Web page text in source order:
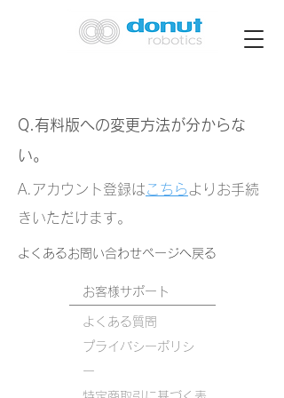
​Q.有料版への変更方法が分からな
い。
A.アカウント登録はこちらよりお手続
きいただけます。
​よくあるお問い合わせページへ戻る
お客様サポート
よくある質問
プライバシーポリシ
ー